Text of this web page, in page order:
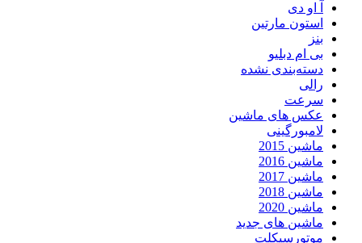
آ او دی
استون مارتین
بنز
بی ام دبلیو
دسته‌بندی نشده
رالی
سرعت
عکس های ماشین
لامبورگینی
ماشین 2015
ماشین 2016
ماشین 2017
ماشین 2018
ماشین 2020
ماشین های جدید
موتورسیکلت